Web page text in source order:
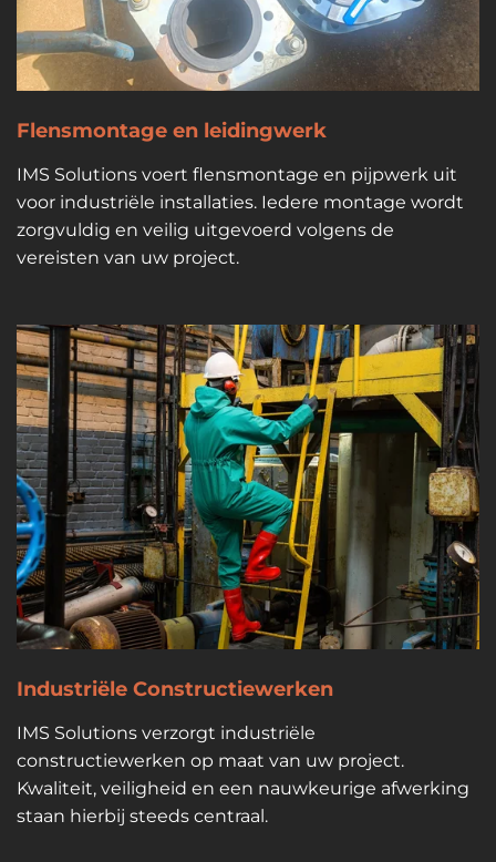
Flensmontage en leidingwerk
IMS Solutions voert flensmontage en pijpwerk uit
voor industriële installaties. Iedere montage wordt
zorgvuldig en veilig uitgevoerd volgens de
vereisten van uw project.
Industriële Constructiewerken
IMS Solutions verzorgt industriële
constructiewerken op maat van uw project.
Kwaliteit, veiligheid en een nauwkeurige afwerking
staan hierbij steeds centraal.